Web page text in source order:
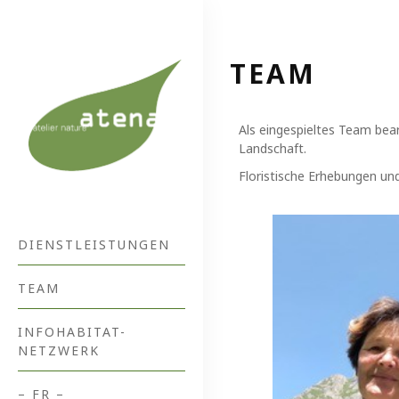
DIENSTLEISTUNGEN
TEAM
INFOHABITAT-
NETZWERK
– FR –
TEAM
Als eingespieltes Team
Landschaft.
Floristische Erhebungen